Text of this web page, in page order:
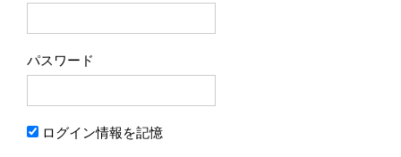
パスワード
ログイン情報を記憶